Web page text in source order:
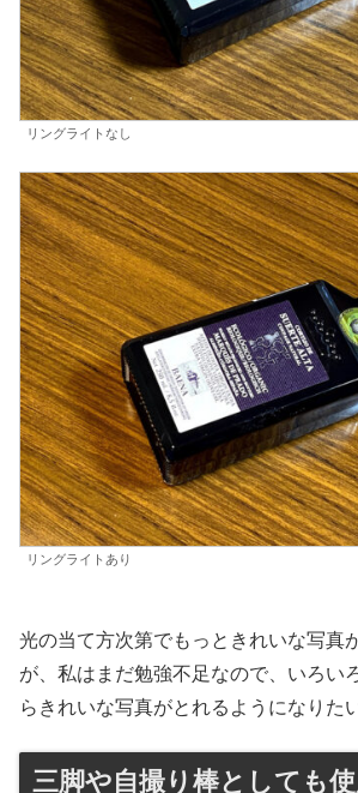
リングライトなし
リングライトあり
光の当て方次第でもっときれいな写真
が、私はまだ勉強不足なので、いろい
らきれいな写真がとれるようになりた
三脚や自撮り棒としても